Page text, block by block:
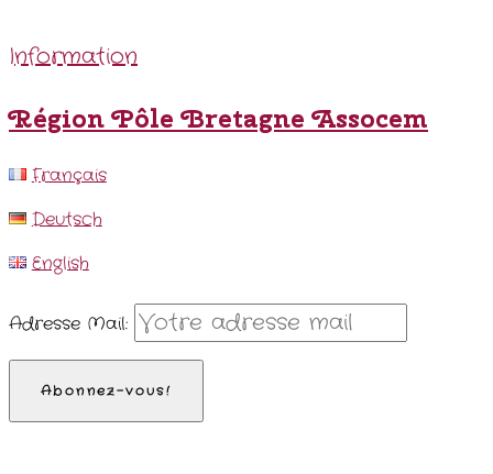
Information
Région Pôle Bretagne Assocem
Français
Deutsch
English
Adresse Mail: